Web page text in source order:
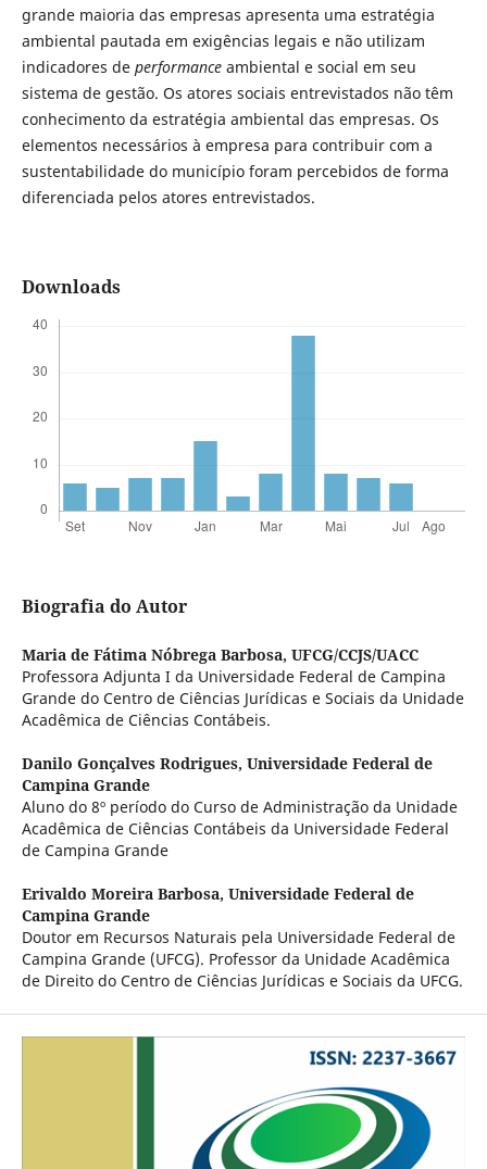
grande maioria das empresas apresenta uma estratégia
ambiental pautada em exigências legais e não utilizam
indicadores de performanceambiental e social em seu
sistema de gestão. Os atores sociais entrevistados não têm
conhecimento da estratégia ambiental das empresas. Os
elementos necessários à empresa para contribuir com a
sustentabilidade do município foram percebidos de forma
diferenciada pelos atores entrevistados.
Downloads
Biografia do Autor
Maria de Fátima Nóbrega Barbosa, UFCG/CCJS/UACC
Professora Adjunta I da Universidade Federal de Campina
Grande do Centro de Ciências Jurídicas e Sociais da Unidade
Acadêmica de Ciências Contábeis.
Danilo Gonçalves Rodrigues, Universidade Federal de
Campina Grande
Aluno do 8º período do Curso de Administração da Unidade
Acadêmica de Ciências Contábeis da Universidade Federal
de Campina Grande
Erivaldo Moreira Barbosa, Universidade Federal de
Campina Grande
Doutor em Recursos Naturais pela Universidade Federal de
Campina Grande (UFCG). Professor da Unidade Acadêmica
de Direito do Centro de Ciências Jurídicas e Sociais da UFCG.